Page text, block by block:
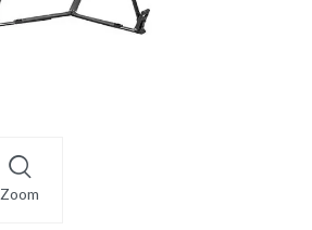
Zoom